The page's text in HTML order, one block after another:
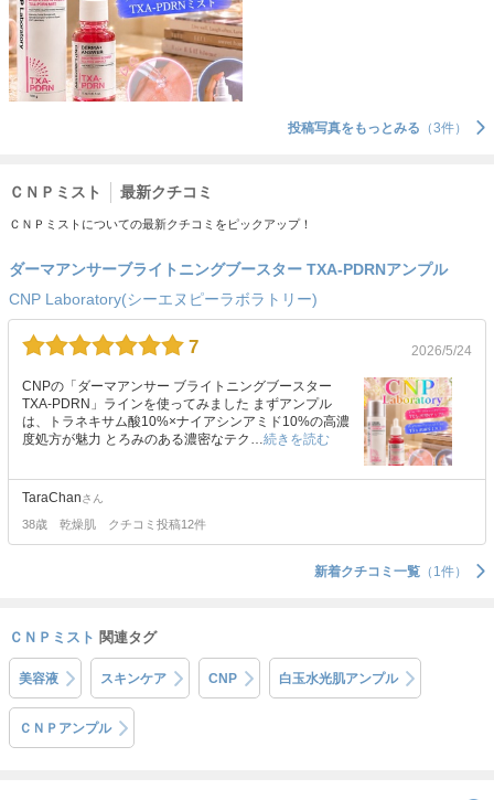
投稿写真をもっとみる （3件）
ＣＮＰミスト 最新クチコミ
ＣＮＰミストについての最新クチコミをピックアップ！
ダーマアンサーブライトニングブースター TXA-PDRNアンプル
CNP Laboratory(シーエヌピーラボラトリー)
7 2026/5/24
CNPの「ダーマアンサー ブライトニングブースター
TXA-PDRN」ラインを使ってみました まずアンプル
は、トラネキサム酸10%×ナイアシンアミド10%の高濃
度処方が魅力 とろみのある濃密なテク…続きを読む
TaraChanさん
38歳 乾燥肌 クチコミ投稿12件
新着クチコミ一覧 （1件）
ＣＮＰミスト 関連タグ
美容液 スキンケア CNP 白玉水光肌アンプル
ＣＮＰアンプル